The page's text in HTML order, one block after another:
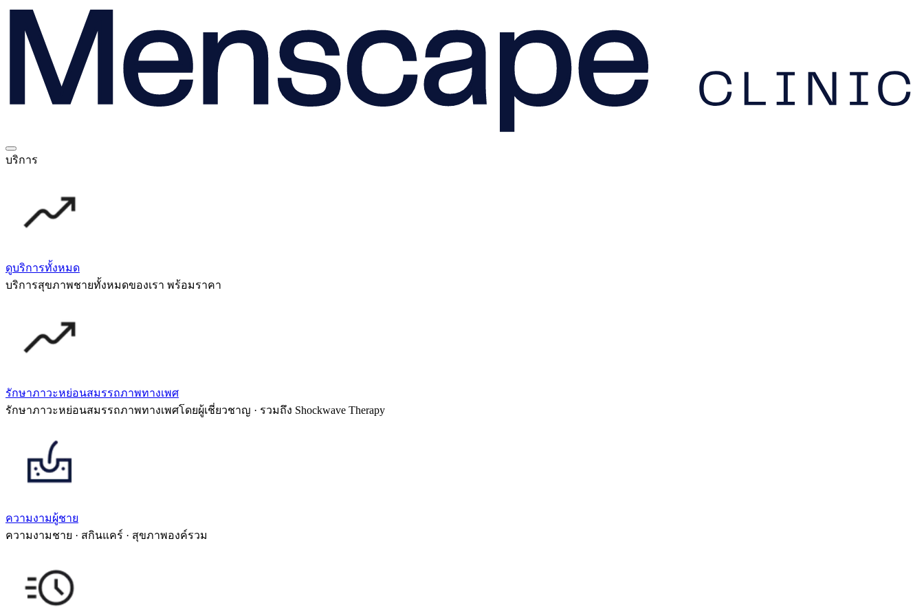
บริการ
ดูบริการทั้งหมด
บริการสุขภาพชายทั้งหมดของเรา พร้อมราคา
รักษาภาวะหย่อนสมรรถภาพทางเพศ
รักษาภาวะหย่อนสมรรถภาพทางเพศโดยผู้เชี่ยวชาญ · รวมถึง Shockwave Therapy
ความงามผู้ชาย
ความงามชาย · สกินแคร์ · สุขภาพองค์รวม